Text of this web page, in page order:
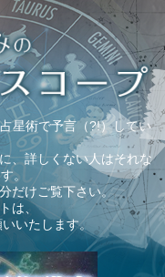
星術で予言（?!）してい
、詳しくない人はそれな
。
だけご覧下さい。
は、
いたします。